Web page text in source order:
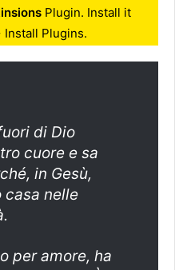
Plugin. Install it
Plugins.
di Dio
cuore e sa
in Gesù,
casa nelle
per amore, ha